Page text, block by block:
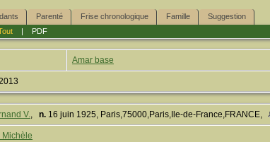
Parenté Frise chronologique Famille
Suggestion
| PDF
Amar base
V., n. 16 juin 1925, Paris,75000,Paris,Ile-de-France,FRANCE,
Michèle